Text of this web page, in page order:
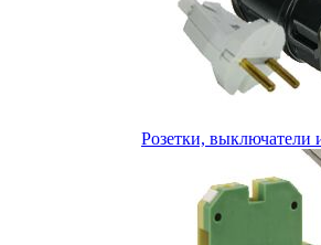
Розетки, выключатели